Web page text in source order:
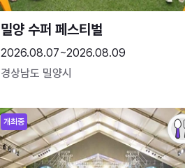
밀양 수퍼 페스티벌
2026.08.07~2026.08.09
경상남도 밀양시
개최중